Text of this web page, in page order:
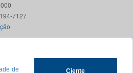
de Ciente
Contato +55 79 3194-7127